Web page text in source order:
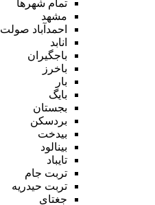
تمام شهر‌ها
مشهد
احمدآباد صولت
انابد
باجگیران
باخرز
بار
بایگ
بجستان
بردسکن
بیدخت
بینالود
تایباد
تربت جام
تربت حیدریه
جغتای